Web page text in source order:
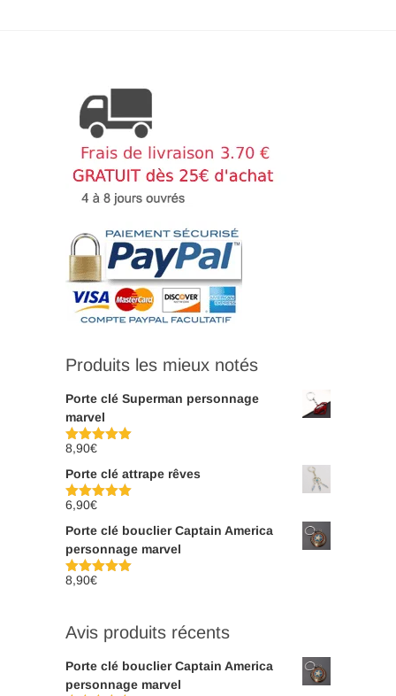
Produits les mieux notés
Porte clé Superman personnage
marvel
Note5.00
8,90€
Porte clé attrape rêves
Note5.00
6,90€
Porte clé bouclier Captain America
personnage marvel
Note5.00
8,90€
Avis produits récents
Porte clé bouclier Captain America
personnage marvel